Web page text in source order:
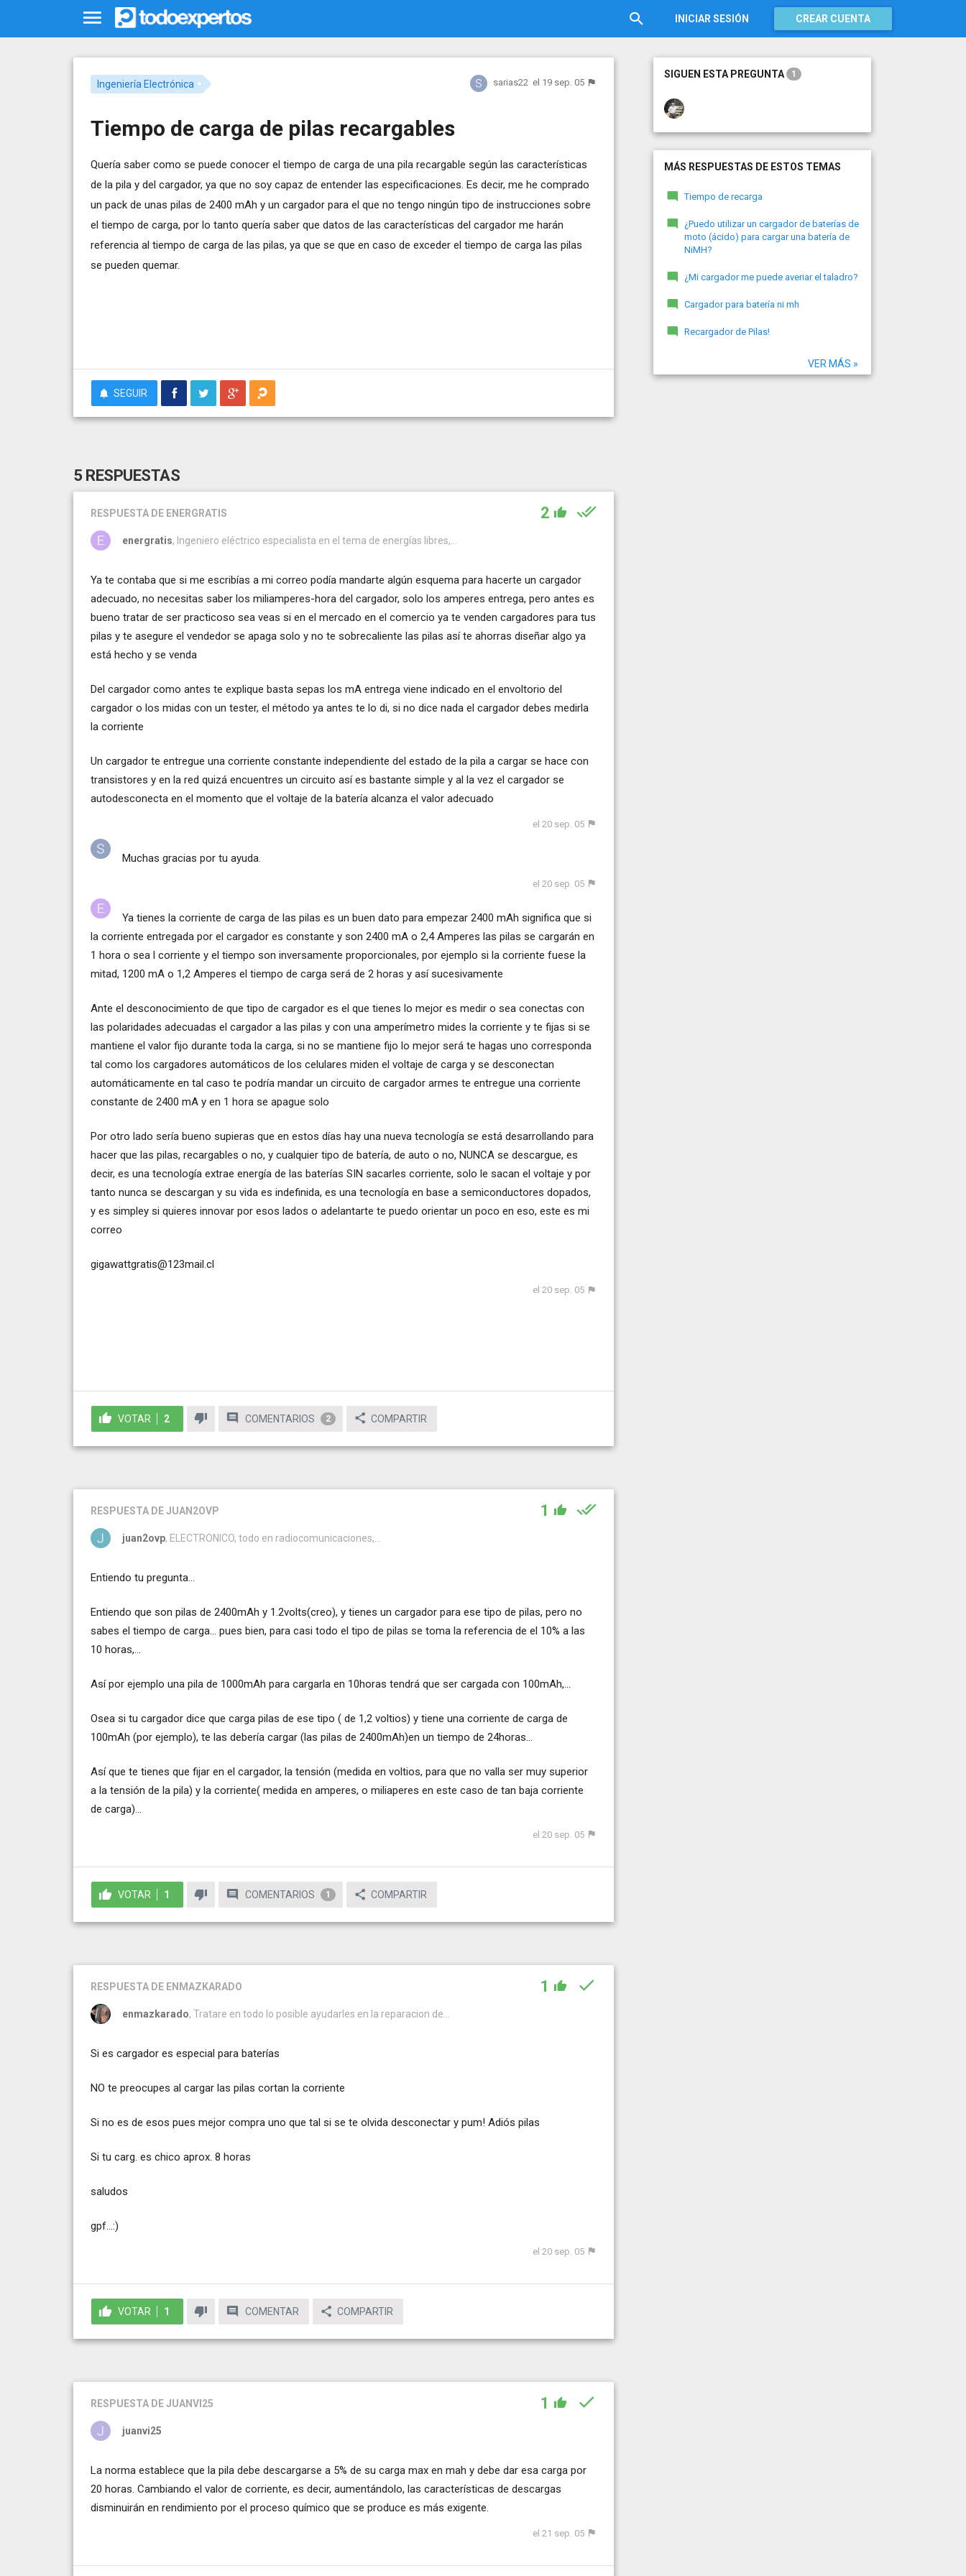
INICIAR SESIÓN CREAR CUENTA
Ingeniería Electrónica sarias22 el 19 sep. 05
Tiempo de carga de pilas recargables
Quería saber como se puede conocer el tiempo de carga de una pila recargable según las características
de la pila y del cargador, ya que no soy capaz de entender las especificaciones. Es decir, me he comprado
un pack de unas pilas de 2400 mAh y un cargador para el que no tengo ningún tipo de instrucciones sobre
el tiempo de carga, por lo tanto quería saber que datos de las características del cargador me harán
referencia al tiempo de carga de las pilas, ya que se que en caso de exceder el tiempo de carga las pilas
se pueden quemar.
SEGUIR
5 RESPUESTAS
RESPUESTA DE ENERGRATIS 2
energratis, Ingeniero eléctrico especialista en el tema de energías libres,...
Ya te contaba que si me escribías a mi correo podía mandarte algún esquema para hacerte un cargador
adecuado, no necesitas saber los miliamperes-hora del cargador, solo los amperes entrega, pero antes es
bueno tratar de ser practicoso sea veas si en el mercado en el comercio ya te venden cargadores para tus
pilas y te asegure el vendedor se apaga solo y no te sobrecaliente las pilas así te ahorras diseñar algo ya
está hecho y se venda
Del cargador como antes te explique basta sepas los mA entrega viene indicado en el envoltorio del
cargador o los midas con un tester, el método ya antes te lo di, si no dice nada el cargador debes medirla
la corriente
Un cargador te entregue una corriente constante independiente del estado de la pila a cargar se hace con
transistores y en la red quizá encuentres un circuito así es bastante simple y al la vez el cargador se
autodesconecta en el momento que el voltaje de la batería alcanza el valor adecuado
el 20 sep. 05
Muchas gracias por tu ayuda.
el 20 sep. 05
Ya tienes la corriente de carga de las pilas es un buen dato para empezar 2400 mAh significa que si
la corriente entregada por el cargador es constante y son 2400 mA o 2,4 Amperes las pilas se cargarán en
1 hora o sea l corriente y el tiempo son inversamente proporcionales, por ejemplo si la corriente fuese la
mitad, 1200 mA o 1,2 Amperes el tiempo de carga será de 2 horas y así sucesivamente
Ante el desconocimiento de que tipo de cargador es el que tienes lo mejor es medir o sea conectas con
las polaridades adecuadas el cargador a las pilas y con una amperímetro mides la corriente y te fijas si se
mantiene el valor fijo durante toda la carga, si no se mantiene fijo lo mejor será te hagas uno corresponda
tal como los cargadores automáticos de los celulares miden el voltaje de carga y se desconectan
automáticamente en tal caso te podría mandar un circuito de cargador armes te entregue una corriente
constante de 2400 mA y en 1 hora se apague solo
Por otro lado sería bueno supieras que en estos días hay una nueva tecnología se está desarrollando para
hacer que las pilas, recargables o no, y cualquier tipo de batería, de auto o no, NUNCA se descargue, es
decir, es una tecnología extrae energía de las baterías SIN sacarles corriente, solo le sacan el voltaje y por
tanto nunca se descargan y su vida es indefinida, es una tecnología en base a semiconductores dopados,
y es simpley si quieres innovar por esos lados o adelantarte te puedo orientar un poco en eso, este es mi
correo
gigawattgratis@123mail.cl
el 20 sep. 05
VOTAR 2 COMENTARIOS 2 COMPARTIR
RESPUESTA DE JUAN2OVP 1
juan2ovp, ELECTRONICO, todo en radiocomunicaciones,...
Entiendo tu pregunta...
Entiendo que son pilas de 2400mAh y 1.2volts(creo), y tienes un cargador para ese tipo de pilas, pero no
sabes el tiempo de carga... pues bien, para casi todo el tipo de pilas se toma la referencia de el 10% a las
10 horas,...
Así por ejemplo una pila de 1000mAh para cargarla en 10horas tendrá que ser cargada con 100mAh,...
Osea si tu cargador dice que carga pilas de ese tipo ( de 1,2 voltios) y tiene una corriente de carga de
100mAh (por ejemplo), te las debería cargar (las pilas de 2400mAh)en un tiempo de 24horas...
Así que te tienes que fijar en el cargador, la tensión (medida en voltios, para que no valla ser muy superior
a la tensión de la pila) y la corriente( medida en amperes, o miliaperes en este caso de tan baja corriente
de carga)...
el 20 sep. 05
VOTAR 1 COMENTARIOS 1 COMPARTIR
RESPUESTA DE ENMAZKARADO 1
enmazkarado, Tratare en todo lo posible ayudarles en la reparacion de...
Si es cargador es especial para baterías
NO te preocupes al cargar las pilas cortan la corriente
Si no es de esos pues mejor compra uno que tal si se te olvida desconectar y pum! Adiós pilas
Si tu carg. es chico aprox. 8 horas
saludos
gpf...:)
el 20 sep. 05
VOTAR 1 COMENTAR COMPARTIR
RESPUESTA DE JUANVI25 1
juanvi25
La norma establece que la pila debe descargarse a 5% de su carga max en mah y debe dar esa carga por
20 horas. Cambiando el valor de corriente, es decir, aumentándolo, las características de descargas
disminuirán en rendimiento por el proceso químico que se produce es más exigente.
el 21 sep. 05
SIGUEN ESTA PREGUNTA 1
MÁS RESPUESTAS DE ESTOS TEMAS
Tiempo de recarga
¿Puedo utilizar un cargador de baterías de
moto (ácido) para cargar una batería de
NiMH?
¿Mi cargador me puede averiar el taladro?
Cargador para batería ni mh
Recargador de Pilas!
VER MÁS »